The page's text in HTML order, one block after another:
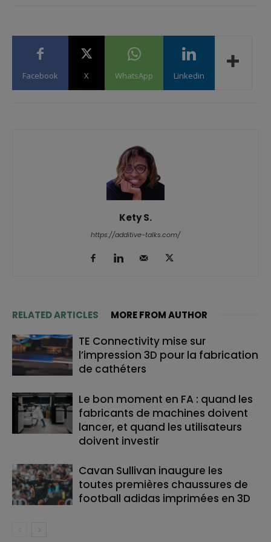
Facebook X WhatsApp Linkedin
Kety S.
https://additive-talks.com/
RELATED ARTICLES MORE FROM AUTHOR
TE Connectivity mise sur
l’impression 3D pour la fabrication
de cathéters
Le bon moment en FA : quand les
fabricants de machines doivent
lancer, et quand les utilisateurs
doivent investir
Cavan Sullivan inaugure les
toutes premières chaussures de
football adidas imprimées en 3D